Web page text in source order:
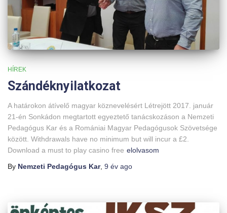
HÍREK
Szándéknyilatkozat
A határokon átívelő magyar köznevelésért Létrejött 2017. január
21-én Sonkádon megtartott egyeztető tanácskozáson a Nemzeti
Pedagógus Kar és a Romániai Magyar Pedagógusok Szövetsége
között. Withdrawals have no minimum but will incur a £2.
Download a must to play casino free elolvasom
By Nemzeti Pedagógus Kar, 9 év ago